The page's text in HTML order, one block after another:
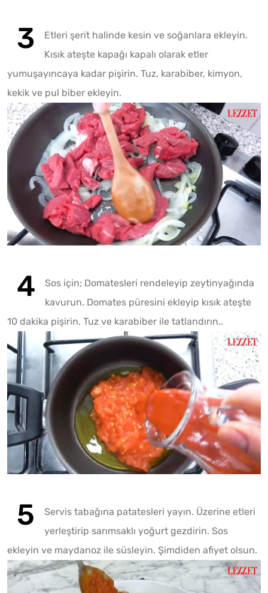
Mute
Play
Etleri şerit halinde kesin ve soğanlara ekleyin.
Kısık ateşte kapağı kapalı olarak etler
yumuşayıncaya kadar pişirin. Tuz, karabiber, kimyon,
kekik ve pul biber ekleyin.
Sos için; Domatesleri rendeleyip zeytinyağında
kavurun. Domates püresini ekleyip kısık ateşte
10 dakika pişirin. Tuz ve karabiber ile tatlandırın..
Servis tabağına patatesleri yayın. Üzerine etleri
yerleştirip sarımsaklı yoğurt gezdirin. Sos
ekleyin ve maydanoz ile süsleyin. Şimdiden afiyet olsun.